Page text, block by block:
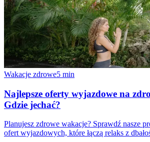
Wakacje zdrowe5 min
Najlepsze oferty wyjazdowe na
Gdzie jechać?
Planujesz zdrowe wakacje? Sprawdź nasze
ofert wyjazdowych, które łączą relaks z